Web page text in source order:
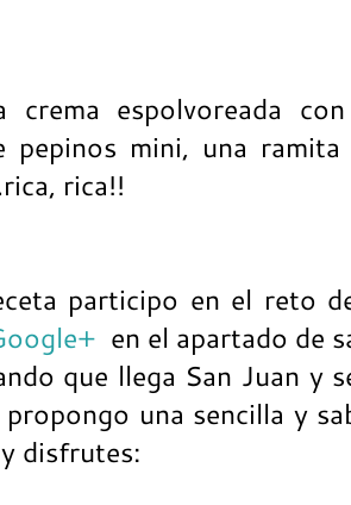
crema espolvoreada
pepinos mini, una
rica!!
participo en el reto
en el apartado de
que llega San Juan y
una sencilla y
disfrutes: